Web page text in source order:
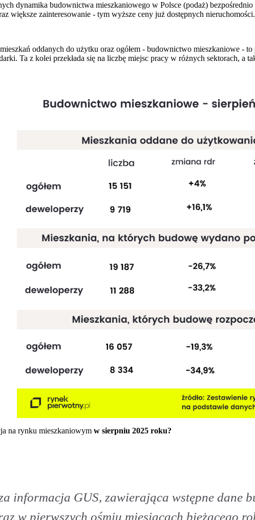
dynamika budownictwa mieszkaniowego w Polsce (podaż)
większe zainteresowanie - tym wyższe ceny już dostępnych nieruchomości.
oddanych do użytku oraz ogółem - budownictwo mieszkaniowe -
Ta z kolei przekłada się na liczbę miejsc pracy w różnych sektorach, a
na rynku mieszkaniowymw sierpniu 2025 roku?
informacja GUS, zawierająca wstępne dane
w pierwszych ośmiu miesiącach bieżącego